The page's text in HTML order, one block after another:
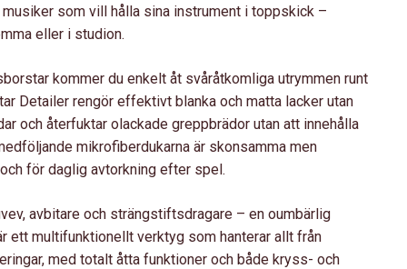
som vill hålla sina instrument i toppskick –
eller i studion.
kommer du enkelt åt svåråtkomliga utrymmen runt
Detailer rengör effektivt blanka och matta lacker utan
och återfuktar olackade greppbrädor utan att innehålla
mikrofiberdukarna är skonsamma men
för daglig avtorkning efter spel.
avbitare och strängstiftsdragare – en oumbärlig
ett multifunktionellt verktyg som hanterar allt från
med totalt åtta funktioner och både kryss- och